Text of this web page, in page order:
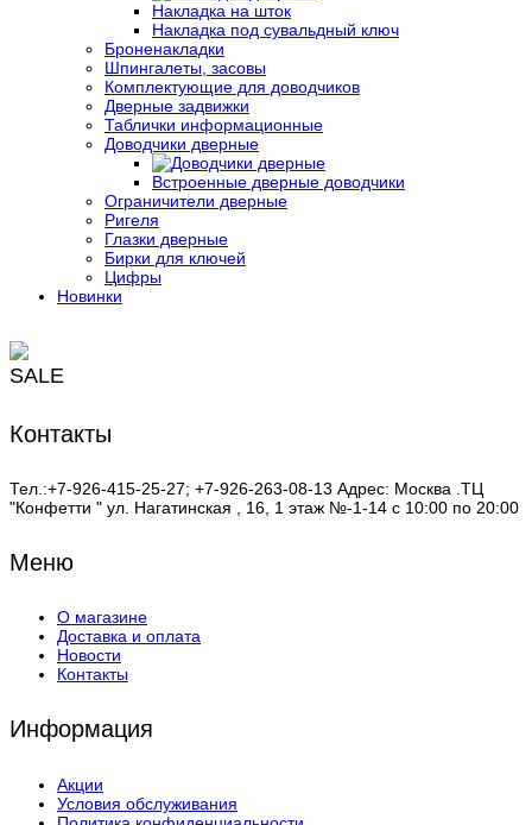
Накладка на шток
Накладка под сувальдный ключ
Броненакладки
Шпингалеты, засовы
Комплектующие для доводчиков
Дверные задвижки
Таблички информационные
Доводчики дверные
Встроенные дверные доводчики
Ограничители дверные
Ригеля
Глазки дверные
Бирки для ключей
Цифры
Новинки
SALE
Контакты
Тел.:+7-926-415-25-27; +7-926-263-08-13 Адрес: Москва .ТЦ
"Конфетти " ул. Нагатинская , 16, 1 этаж №-1-14 с 10:00 по 20:00
Меню
О магазине
Доставка и оплата
Новости
Контакты
Информация
Акции
Условия обслуживания